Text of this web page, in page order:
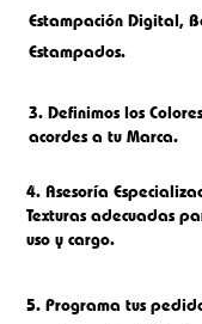
Estampación Digital,
Estampados.
3. Definimos los
acordes a tu Marca.
4. Asesoría
Texturas adecuadas
uso y cargo.
5. Programa tus